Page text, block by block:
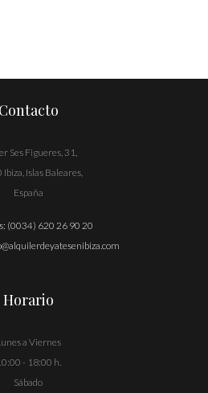
Contacto
Ses Figueres, 31,
Islas Baleares,
España
(0034) 620 26 90 20
Horario
a Viernes
- 18:00 h.
Sábado